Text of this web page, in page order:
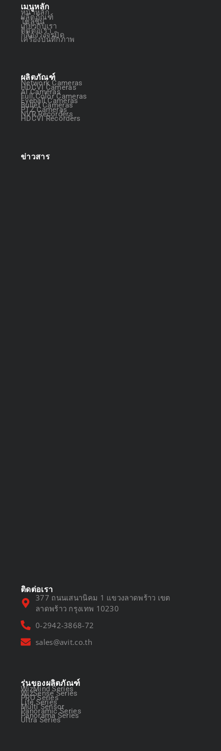
เมนูหลัก
หน้าหลัก
ผลิตภัณฑ์
โซลูชัน
เกี่ยวกับเรา
ติดต่อเรา
กล้องวงจรปิด
เครื่องบันทึกภาพ
ผลิตภัณฑ์
Network Cameras
HDCVI Cameras
AI Cameras
Full Color Cameras
Eyeball Cameras
Bullet Cameras
PTZ Cameras
NVR Recorders
HDCVI Recorders
ข่าวสาร
ติดต่อเรา
377 ถนนเสนานิคม 1 แขวงลาดพร้าว เขต
ลาดพร้าว กรุงเทพ 10230
0-2942-3868-72
sales@avit.co.th
รุ่นของผลิตภัณฑ์
WizMind Series
WizSense Series
PRO Series
Lite Series
Multi Sensor
Panoramic Series
Panorama Series
Ultra Series